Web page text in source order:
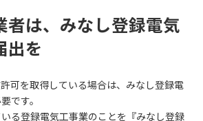
者は、みなし登録電気
出を
可を取得している場合は、みなし登録電
です。
る登録電気工事業のことを『みなし登録